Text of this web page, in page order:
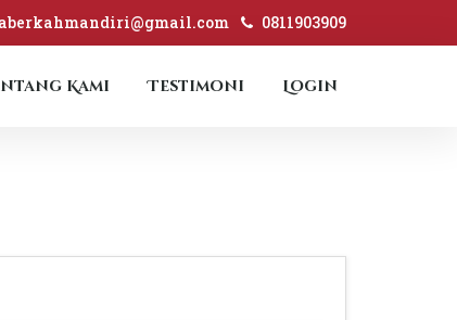
0811903909
Kami Testimoni Login